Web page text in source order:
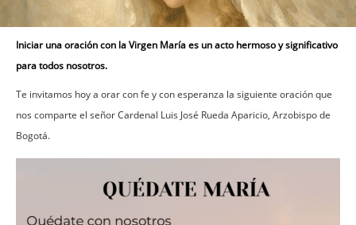
Iniciar una oración con la Virgen María es un acto hermoso y significativo
para todos nosotros.
Te invitamos hoy a orar con fe y con esperanza la siguiente oración que
nos comparte el señor Cardenal Luis José Rueda Aparicio, Arzobispo de
Bogotá.